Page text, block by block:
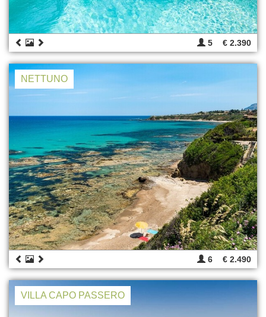
5 € 2.390
NETTUNO
6 € 2.490
VILLA CAPO PASSERO